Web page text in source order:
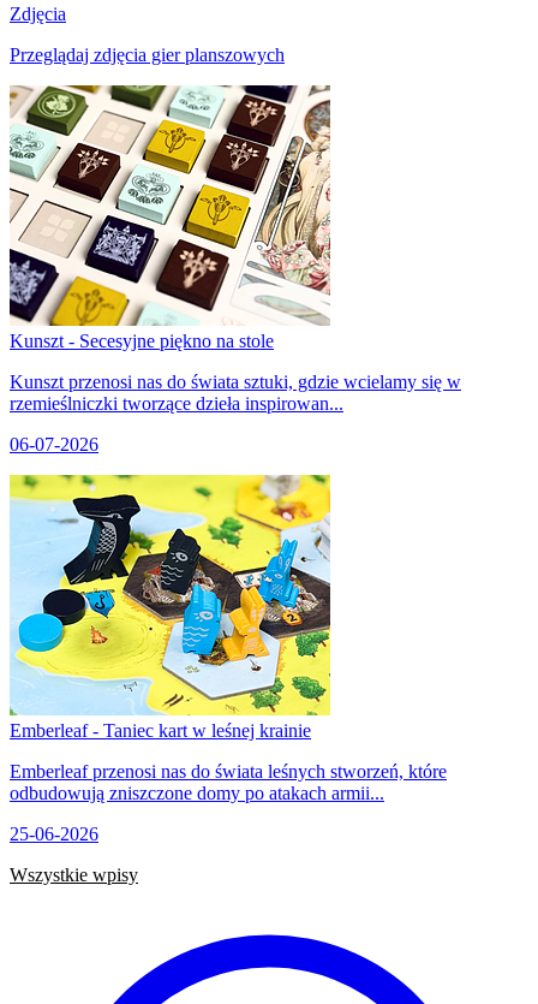
Zdjęcia
Przeglądaj zdjęcia gier planszowych
Kunszt - Secesyjne piękno na stole
Kunszt przenosi nas do świata sztuki, gdzie wcielamy się w
rzemieślniczki tworzące dzieła inspirowan...
06-07-2026
Emberleaf - Taniec kart w leśnej krainie
Emberleaf przenosi nas do świata leśnych stworzeń, które
odbudowują zniszczone domy po atakach armii...
25-06-2026
Wszystkie wpisy